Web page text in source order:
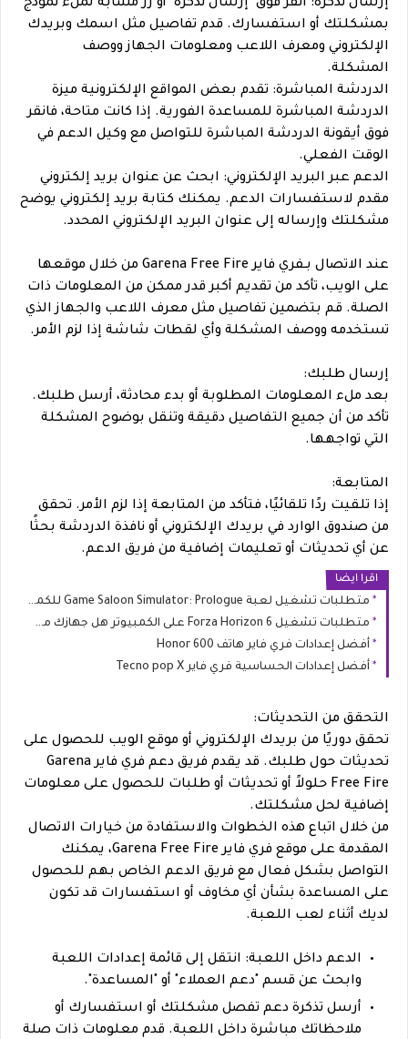
إرسال تذكرة: انقر فوق "إرسال تذكرة" أو زر مشابه لملء نموذج
بمشكلتك أو استفسارك. قدم تفاصيل مثل اسمك وبريدك
الإلكتروني ومعرف اللاعب ومعلومات الجهاز ووصف
المشكلة.
الدردشة المباشرة: تقدم بعض المواقع الإلكترونية ميزة
الدردشة المباشرة للمساعدة الفورية. إذا كانت متاحة، فانقر
فوق أيقونة الدردشة المباشرة للتواصل مع وكيل الدعم في
الوقت الفعلي.
الدعم عبر البريد الإلكتروني: ابحث عن عنوان بريد إلكتروني
مقدم لاستفسارات الدعم. يمكنك كتابة بريد إلكتروني يوضح
مشكلتك وإرساله إلى عنوان البريد الإلكتروني المحدد.
عند الاتصال بـفري فاير Garena Free Fire من خلال موقعها
على الويب، تأكد من تقديم أكبر قدر ممكن من المعلومات ذات
الصلة. قم بتضمين تفاصيل مثل معرف اللاعب والجهاز الذي
تستخدمه ووصف المشكلة وأي لقطات شاشة إذا لزم الأمر.
إرسال طلبك:
بعد ملء المعلومات المطلوبة أو بدء محادثة، أرسل طلبك.
تأكد من أن جميع التفاصيل دقيقة وتنقل بوضوح المشكلة
التي تواجهها.
المتابعة:
إذا تلقيت ردًا تلقائيًا، فتأكد من المتابعة إذا لزم الأمر. تحقق
من صندوق الوارد في بريدك الإلكتروني أو نافذة الدردشة بحثًا
عن أي تحديثات أو تعليمات إضافية من فريق الدعم.
اقرا ايضا
متطلبات تشغيل لعبة Game Saloon Simulator: Prologue للكمبيوتر (الحد الأدنى والموصى به)
متطلبات تشغيل Forza Horizon 6 على الكمبيوتر هل جهازك مستعد لليابان؟
أفضل إعدادات فري فاير هاتف Honor 600
أفضل إعدادات الحساسية فري فاير Tecno pop X
التحقق من التحديثات:
تحقق دوريًا من بريدك الإلكتروني أو موقع الويب للحصول على
تحديثات حول طلبك. قد يقدم فريق دعم فري فاير Garena
Free Fire حلولاً أو تحديثات أو طلبات للحصول على معلومات
إضافية لحل مشكلتك.
من خلال اتباع هذه الخطوات والاستفادة من خيارات الاتصال
المقدمة على موقع فري فاير Garena Free Fire، يمكنك
التواصل بشكل فعال مع فريق الدعم الخاص بهم للحصول
على المساعدة بشأن أي مخاوف أو استفسارات قد تكون
لديك أثناء لعب اللعبة.
الدعم داخل اللعبة: انتقل إلى قائمة إعدادات اللعبة
وابحث عن قسم "دعم العملاء" أو "المساعدة".
أرسل تذكرة دعم تفصل مشكلتك أو استفسارك أو
ملاحظاتك مباشرة داخل اللعبة. قدم معلومات ذات صلة